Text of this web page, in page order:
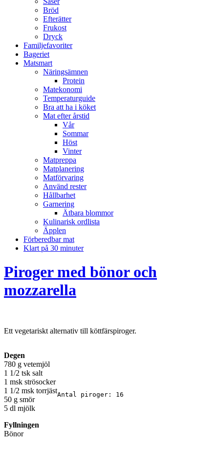
Bröd
Efterätter
Frukost
Dryck
Familjefavoriter
Bageriet
Matsmart
Näringsämnen
Protein
Matekonomi
Temperaturguide
Bra att ha i köket
Mat efter årstid
Vår
Sommar
Höst
Vinter
Matpreppa
Matplanering
Matförvaring
Använd rester
Hållbarhet
Garnering
Ätbara blommor
Kulinarisk ordlista
Äpplen
Förberedbar mat
Klart på 30 minuter
Piroger med bönor och
mozzarella
Ett vegetariskt alternativ till köttfärspiroger.
Degen
780 g vetemjöl
1 1/2 tsk salt
1 msk strösocker
1 1/2 msk torrjäst
50 g smör
5 dl mjölk
Fyllningen
Bönor
Antal piroger: 16